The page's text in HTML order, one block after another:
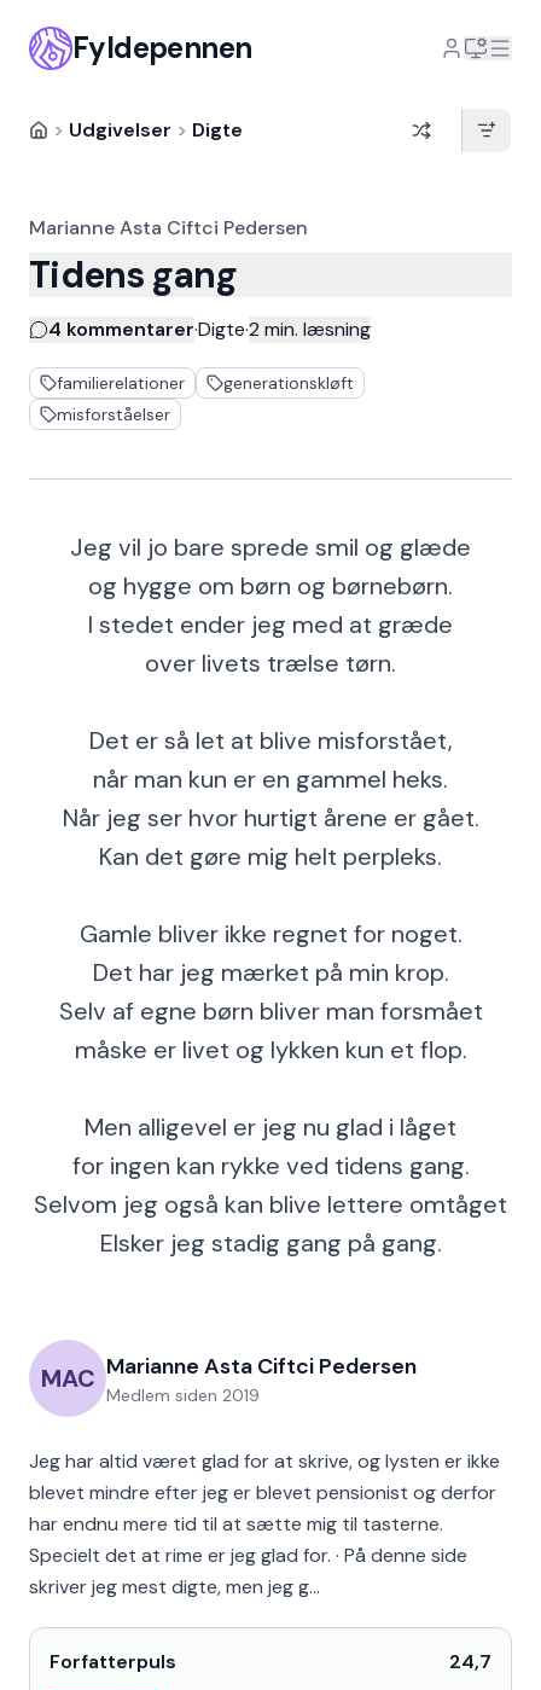
Fyldepennen
> Udgivelser > Digte
MAC Marianne Asta Ciftci Pedersen
Medlem siden 2019
Jeg har altid været glad for at skrive, og lysten er ikke
blevet mindre efter jeg er blevet pensionist og derfor
har endnu mere tid til at sætte mig til tasterne.
Specielt det at rime er jeg glad for. · På denne side
skriver jeg mest digte, men jeg g…
Forfatterpuls 24,7
Marianne Asta Ciftci Pedersen
Tidens gang
4 kommentarer·Digte·2 min. læsning
familierelationer
generationskløft
misforståelser
Jeg vil jo bare sprede smil og glæde
og hygge om børn og børnebørn.
I stedet ender jeg med at græde
over livets trælse tørn.
Det er så let at blive misforstået,
når man kun er en gammel heks.
Når jeg ser hvor hurtigt årene er gået.
Kan det gøre mig helt perpleks.
Gamle bliver ikke regnet for noget.
Det har jeg mærket på min krop.
Selv af egne børn bliver man forsmået
måske er livet og lykken kun et flop.
Men alligevel er jeg nu glad i låget
for ingen kan rykke ved tidens gang.
Selvom jeg også kan blive lettere omtåget
Elsker jeg stadig gang på gang.